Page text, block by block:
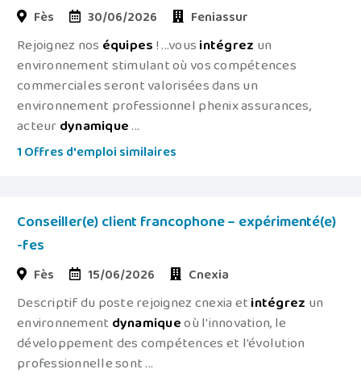
Fès 30/06/2026 Feniassur
Rejoignez nos équipes! ...vousintégrez un
environnement stimulant où vos compétences
commerciales seront valorisées dans un
environnement professionnel phenix assurances,
acteurdynamique...
1 Offres d'emploi similaires
Conseiller(e) client francophone – expérimenté(e)
-fes
Fès 15/06/2026 Cnexia
Descriptif du poste rejoignez cnexia etintégrez un
environnement dynamiqueoù l'innovation, le
développement des compétences et l'évolution
professionnelle sont ...